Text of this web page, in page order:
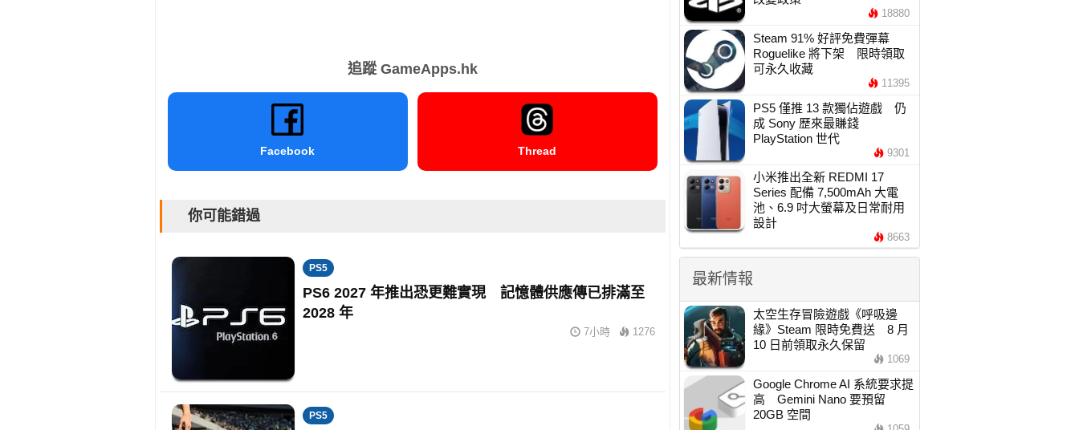
追蹤 GameApps.hk
Facebook Thread
你可能錯過
PS5
PS6 2027 年推出恐更難實現 記憶體供應傳已排滿至
2028 年
7小時 1276
PS5
18880
Steam 91% 好評免費彈幕
Roguelike 將下架 限時領取
可永久收藏
11395
PS5 僅推 13 款獨佔遊戲 仍
成 Sony 歷來最賺錢
PlayStation 世代
9301
小米推出全新 REDMI 17
Series 配備 7,500mAh 大電
池、6.9 吋大螢幕及日常耐用
設計
8663
最新情報
太空生存冒險遊戲《呼吸邊
緣》Steam 限時免費送 8 月
10 日前領取永久保留
1069
Google Chrome AI 系統要求提
高 Gemini Nano 要預留
20GB 空間